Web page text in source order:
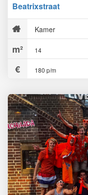
Beatrixstraat
Kamer
14
180 p/m